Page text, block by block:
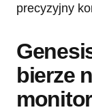
precyzyjny
bierze